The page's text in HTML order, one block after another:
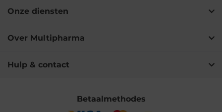
Onze diensten
Over Multipharma
Hulp & contact
Betaalmethodes